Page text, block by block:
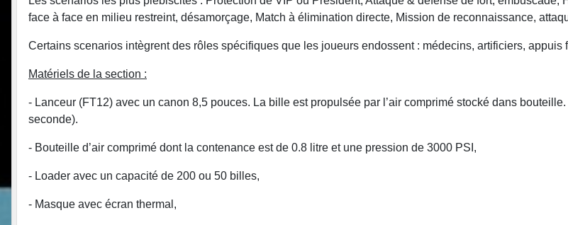
face à face en milieu restreint, désamorçage, Match à élimination directe, Mission de reconnaissance,
Certains scenarios intègrent des rôles spécifiques que les joueurs endossent : médecins, artificiers,
Matériels de la section :
- Lanceur (FT12) avec un canon 8,5 pouces. La bille est propulsée par l’air comprimé stocké dans
seconde).
- Bouteille d’air comprimé dont la contenance est de 0.8 litre et une pression de 3000 PSI,
- Loader avec un capacité de 200 ou 50 billes,
- Masque avec écran thermal,